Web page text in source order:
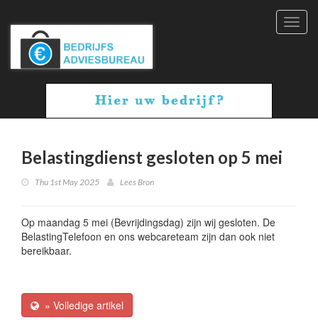
Belastingdienst gesloten op 5 mei
Thu 1st May 2025 Lees Bron
Op maandag 5 mei (Bevrijdingsdag) zijn wij gesloten. De
BelastingTelefoon en ons webcareteam zijn dan ook niet
bereikbaar.
» Volledige artikel